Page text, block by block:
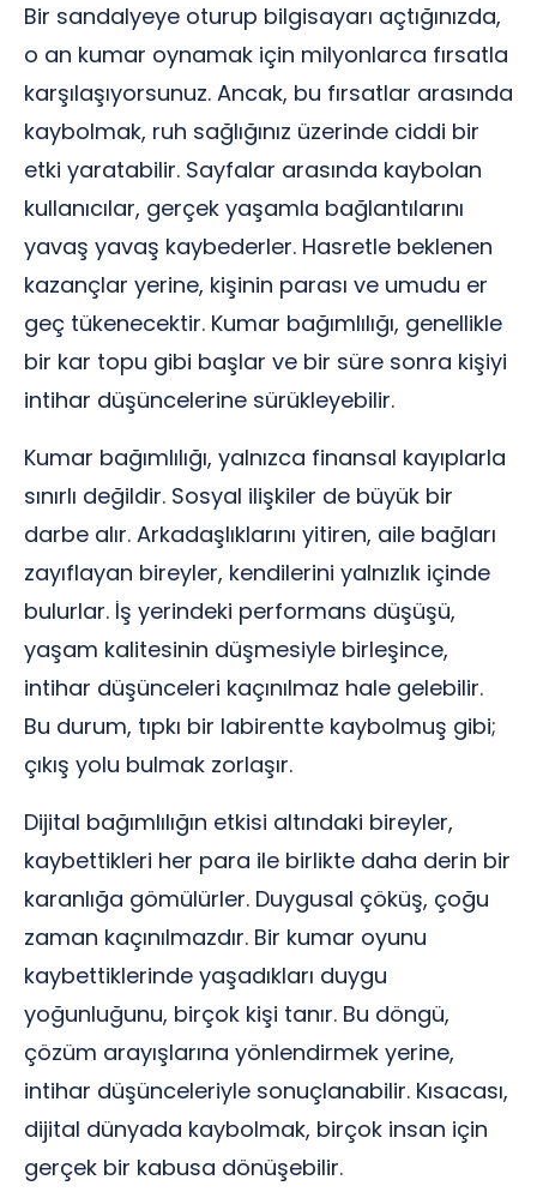
Bir sandalyeye oturup bilgisayarı açtığınızda,
o an kumar oynamak için milyonlarca fırsatla
karşılaşıyorsunuz. Ancak, bu fırsatlar arasında
kaybolmak, ruh sağlığınız üzerinde ciddi bir
etki yaratabilir. Sayfalar arasında kaybolan
kullanıcılar, gerçek yaşamla bağlantılarını
yavaş yavaş kaybederler. Hasretle beklenen
kazançlar yerine, kişinin parası ve umudu er
geç tükenecektir. Kumar bağımlılığı, genellikle
bir kar topu gibi başlar ve bir süre sonra kişiyi
intihar düşüncelerine sürükleyebilir.
Kumar bağımlılığı, yalnızca finansal kayıplarla
sınırlı değildir. Sosyal ilişkiler de büyük bir
darbe alır. Arkadaşlıklarını yitiren, aile bağları
zayıflayan bireyler, kendilerini yalnızlık içinde
bulurlar. İş yerindeki performans düşüşü,
yaşam kalitesinin düşmesiyle birleşince,
intihar düşünceleri kaçınılmaz hale gelebilir.
Bu durum, tıpkı bir labirentte kaybolmuş gibi;
çıkış yolu bulmak zorlaşır.
Dijital bağımlılığın etkisi altındaki bireyler,
kaybettikleri her para ile birlikte daha derin bir
karanlığa gömülürler. Duygusal çöküş, çoğu
zaman kaçınılmazdır. Bir kumar oyunu
kaybettiklerinde yaşadıkları duygu
yoğunluğunu, birçok kişi tanır. Bu döngü,
çözüm arayışlarına yönlendirmek yerine,
intihar düşünceleriyle sonuçlanabilir. Kısacası,
dijital dünyada kaybolmak, birçok insan için
gerçek bir kabusa dönüşebilir.